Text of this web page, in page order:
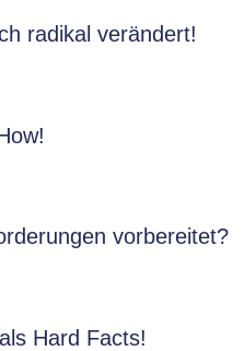
radikal verändert!
vorbereitet?
Hard Facts!